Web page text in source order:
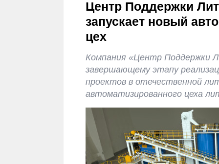
Центр Поддержки
запускает новый
цех
Компания «Центр Поддержки
завершающему этапу
проектов в отечественной
автоматизированного цеха